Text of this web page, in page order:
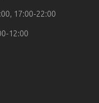
17:00-22:00
12:00